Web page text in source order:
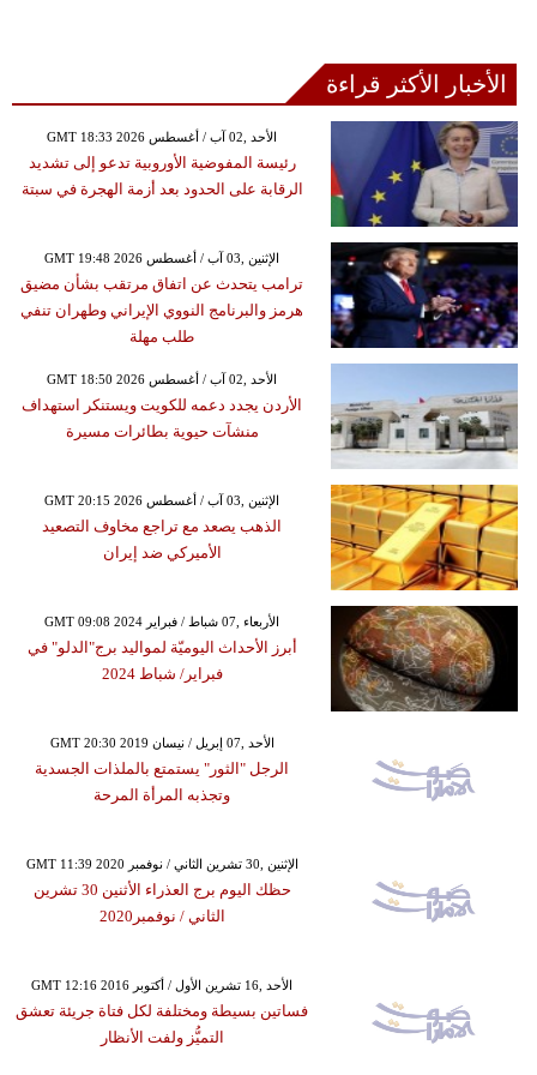
الأخبار الأكثر قراءة
GMT 18:33 2026 الأحد ,02 آب / أغسطس
رئيسة المفوضية الأوروبية تدعو إلى تشديد
الرقابة على الحدود بعد أزمة الهجرة في سبتة
GMT 19:48 2026 الإثنين ,03 آب / أغسطس
ترامب يتحدث عن اتفاق مرتقب بشأن مضيق
هرمز والبرنامج النووي الإيراني وطهران تنفي
طلب مهلة
GMT 18:50 2026 الأحد ,02 آب / أغسطس
الأردن يجدد دعمه للكويت ويستنكر استهداف
منشآت حيوية بطائرات مسيرة
GMT 20:15 2026 الإثنين ,03 آب / أغسطس
الذهب يصعد مع تراجع مخاوف التصعيد
الأميركي ضد إيران
GMT 09:08 2024 الأربعاء ,07 شباط / فبراير
أبرز الأحداث اليوميّة لمواليد برج"الدلو" في
فبراير/ شباط 2024
GMT 20:30 2019 الأحد ,07 إبريل / نيسان
الرجل "الثور" يستمتع بالملذات الجسدية
وتجذبه المرأة المرحة
GMT 11:39 2020 الإثنين ,30 تشرين الثاني / نوفمبر
حظك اليوم برج العذراء الأثنين 30 تشرين
الثاني / نوفمبر2020
GMT 12:16 2016 الأحد ,16 تشرين الأول / أكتوبر
فساتين بسيطة ومختلفة لكل فتاة جريئة تعشق
التميُّز ولفت الأنظار